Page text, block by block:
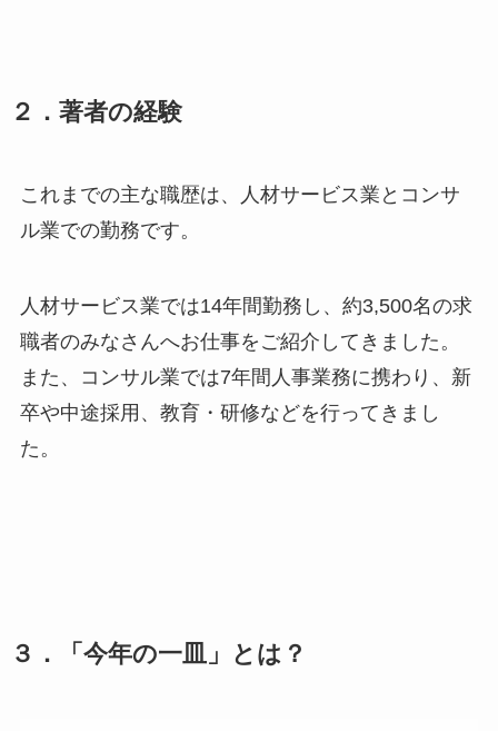
２． 著者の経験
これまでの主な職歴は、人材サービス業とコンサ
ル業での勤務です。
人材サービス業では14年間勤務し、約3,500名の求
職者のみなさんへお仕事をご紹介してきました。
また、コンサル業では7年間人事業務に携わり、新
卒や中途採用、教育・研修などを行ってきまし
た。
３． 「今年の一皿」とは ？